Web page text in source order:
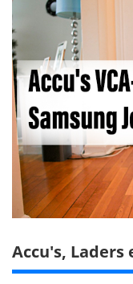
Accu's, Laders